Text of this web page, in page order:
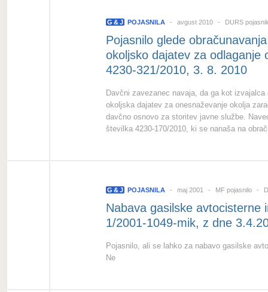
G &J POJASNILA avgust 2010 DURS
Pojasnilo glede
okoljsko dajatev za odlaganje
4230-321/2010, 3. 8. 2010
Davčni zavezanec navaja, da ga kot
okoljska dajatev za onesnaževanje okolja
davčno osnovo za storitev javne službe.
številka 4230-170/2010, ki se nanaša na
G &J POJASNILA maj 2001 MF pojasnilo
Nabava gasilske avtocisterne
1/2001-1049-mik, z dne
Pojasnilo, ali se lahko za nabavo gasilske
Ne